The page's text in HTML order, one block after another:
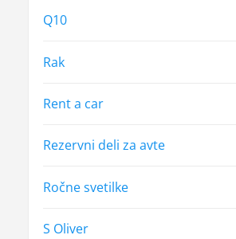
Q10
Rak
Rent a car
Rezervni deli za avte
Ročne svetilke
S Oliver